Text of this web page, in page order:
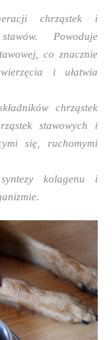
chrząstek i
Powoduje
co znacznie
i ułatwia
chrząstek
stawowych i
się, ruchomymi
kolagenu i